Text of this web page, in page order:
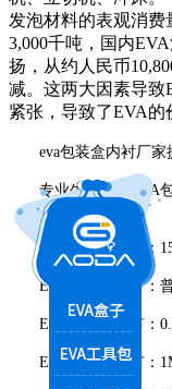
发泡材料的表观消
3,000千吨，国内
扬，从约人民币
减。这两大因素导致
紧张，导致了EVA的
eva包装盒内衬厂家提
专业生产各种EVA包
EVA硬度主要有：15
EVA性能主要有：普
EVA厚度主要有：
EVA尺寸主要有：